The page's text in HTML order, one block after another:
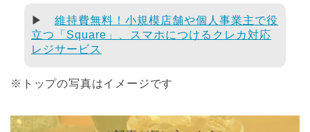
▶ 維持費無料！小規模店舗や個人事業主で役
立つ「Square」、スマホにつけるクレカ対応
レジサービス
※トップの写真はイメージです